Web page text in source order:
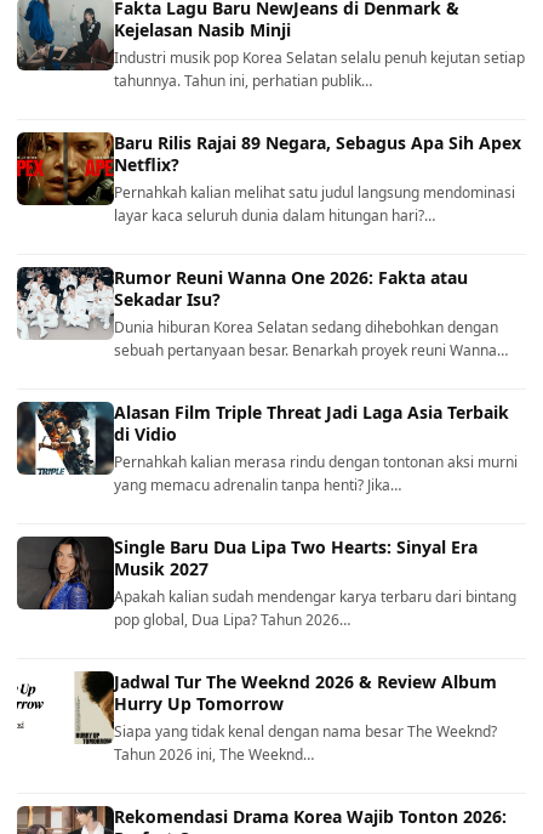
Fakta Lagu Baru NewJeans di Denmark &
Kejelasan Nasib Minji
Industri musik pop Korea Selatan selalu penuh kejutan setiap
tahunnya. Tahun ini, perhatian publik…
Baru Rilis Rajai 89 Negara, Sebagus Apa Sih Apex
Netflix?
Pernahkah kalian melihat satu judul langsung mendominasi
layar kaca seluruh dunia dalam hitungan hari?…
Rumor Reuni Wanna One 2026: Fakta atau
Sekadar Isu?
Dunia hiburan Korea Selatan sedang dihebohkan dengan
sebuah pertanyaan besar. Benarkah proyek reuni Wanna…
Alasan Film Triple Threat Jadi Laga Asia Terbaik
di Vidio
Pernahkah kalian merasa rindu dengan tontonan aksi murni
yang memacu adrenalin tanpa henti? Jika…
Single Baru Dua Lipa Two Hearts: Sinyal Era
Musik 2027
Apakah kalian sudah mendengar karya terbaru dari bintang
pop global, Dua Lipa? Tahun 2026…
Jadwal Tur The Weeknd 2026 & Review Album
Hurry Up Tomorrow
Siapa yang tidak kenal dengan nama besar The Weeknd?
Tahun 2026 ini, The Weeknd…
Rekomendasi Drama Korea Wajib Tonton 2026: